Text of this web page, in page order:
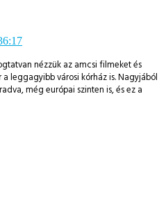
nézzük az amcsi filmeket és
leggagyibb városi kórház is. Nagyjából
még európai szinten is, és ez a